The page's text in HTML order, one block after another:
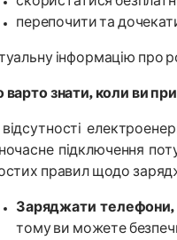
скористатися
перепочити та
інформацію про
знати, коли ви
підключення
правил щодо
Заряджати телефони,
тому ви можете